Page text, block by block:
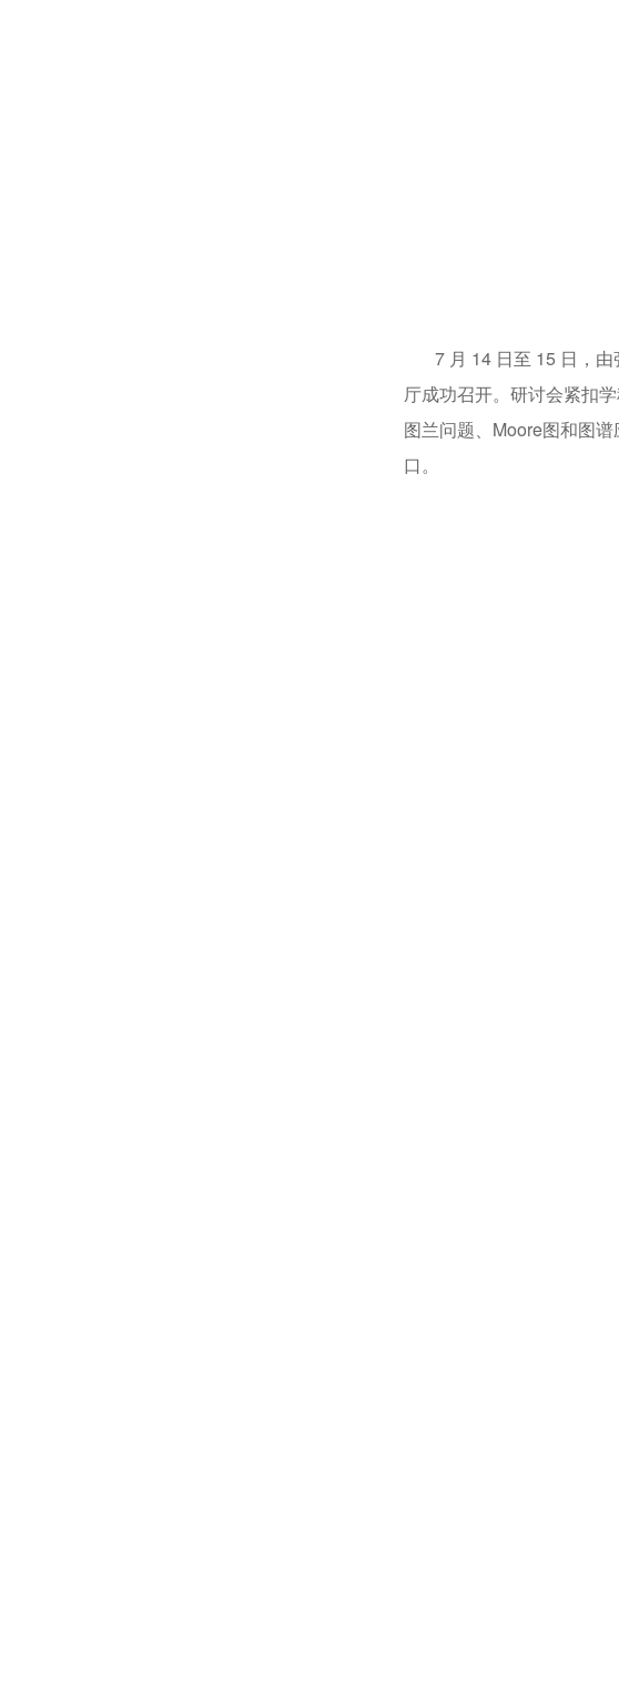
7 月 14 日至 15 日，由
厅成功召开。研讨会紧扣
图兰问题、Moore图和图
口。